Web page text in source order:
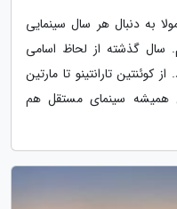
به دنبال هر سال سینمایی
گذشته از لحاظ اسامی
تارانتینو تا مارتین
همیشه سینمای مستقل هم